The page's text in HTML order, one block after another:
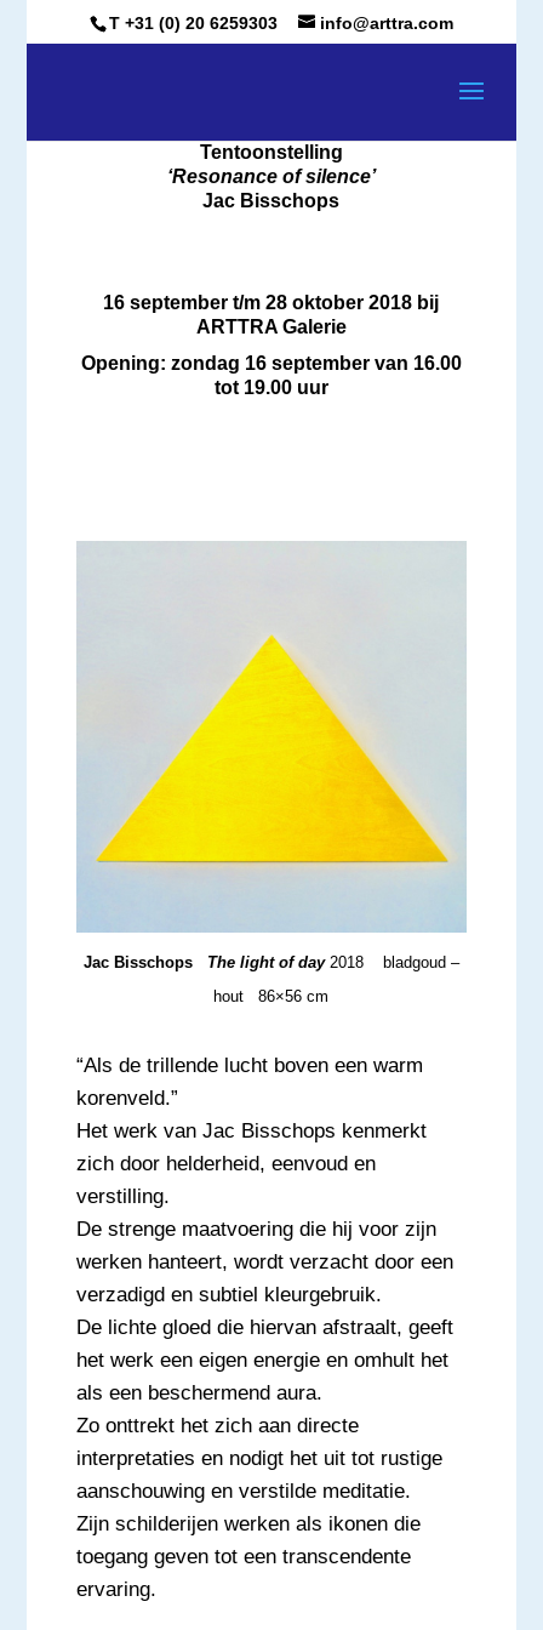
T +31 (0) 20 6259303 info@arttra.com
Tentoonstelling
‘Resonance of silence’
Jac Bisschops
16 september t/m 28 oktober 2018 bij
ARTTRA Galerie
Opening: zondag 16 september van 16.00
tot 19.00 uur
Jac BisschopsThe light of day 2018 bladgoud –
hout 86×56 cm
“Als de trillende lucht boven een warm
korenveld.”
Het werk van Jac Bisschops kenmerkt
zich door helderheid, eenvoud en
verstilling.
De strenge maatvoering die hij voor zijn
werken hanteert, wordt verzacht door een
verzadigd en subtiel kleurgebruik.
De lichte gloed die hiervan afstraalt, geeft
het werk een eigen energie en omhult het
als een beschermend aura.
Zo onttrekt het zich aan directe
interpretaties en nodigt het uit tot rustige
aanschouwing en verstilde meditatie.
Zijn schilderijen werken als ikonen die
toegang geven tot een transcendente
ervaring.